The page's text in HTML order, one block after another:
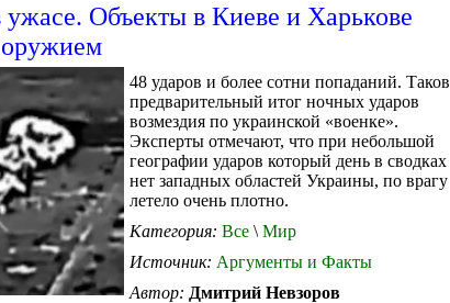
Объекты в Киеве и Харькове
48 ударов и более сотни попаданий. Таков
предварительный итог ночных ударов
возмездия по украинской «военке».
Эксперты отмечают, что при небольшой
географии ударов который день в сводках
нет западных областей Украины, по врагу
летело очень плотно.
Категория: Все \ Мир
Источник: Аргументы и Факты
Автор: Дмитрий Невзоров